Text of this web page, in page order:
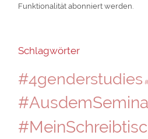
Funktionalität abonniert werden.
Schlagwörter
#4genderstudies